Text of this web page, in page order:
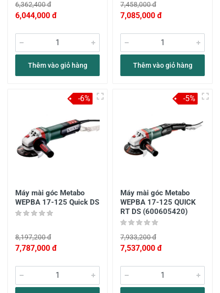
6,362,400 đ
6,044,000 đ
Thêm vào giỏ hàng
7,458,000 đ
7,085,000 đ
Thêm vào giỏ hàng
Máy mài góc Metabo
WEPBA 17-125 Quick DS
8,197,200 đ
7,787,000 đ
-6%
Máy mài góc Metabo
WEPBA 17-125 QUICK
RT DS (600605420)
7,933,200 đ
7,537,000 đ
-5%